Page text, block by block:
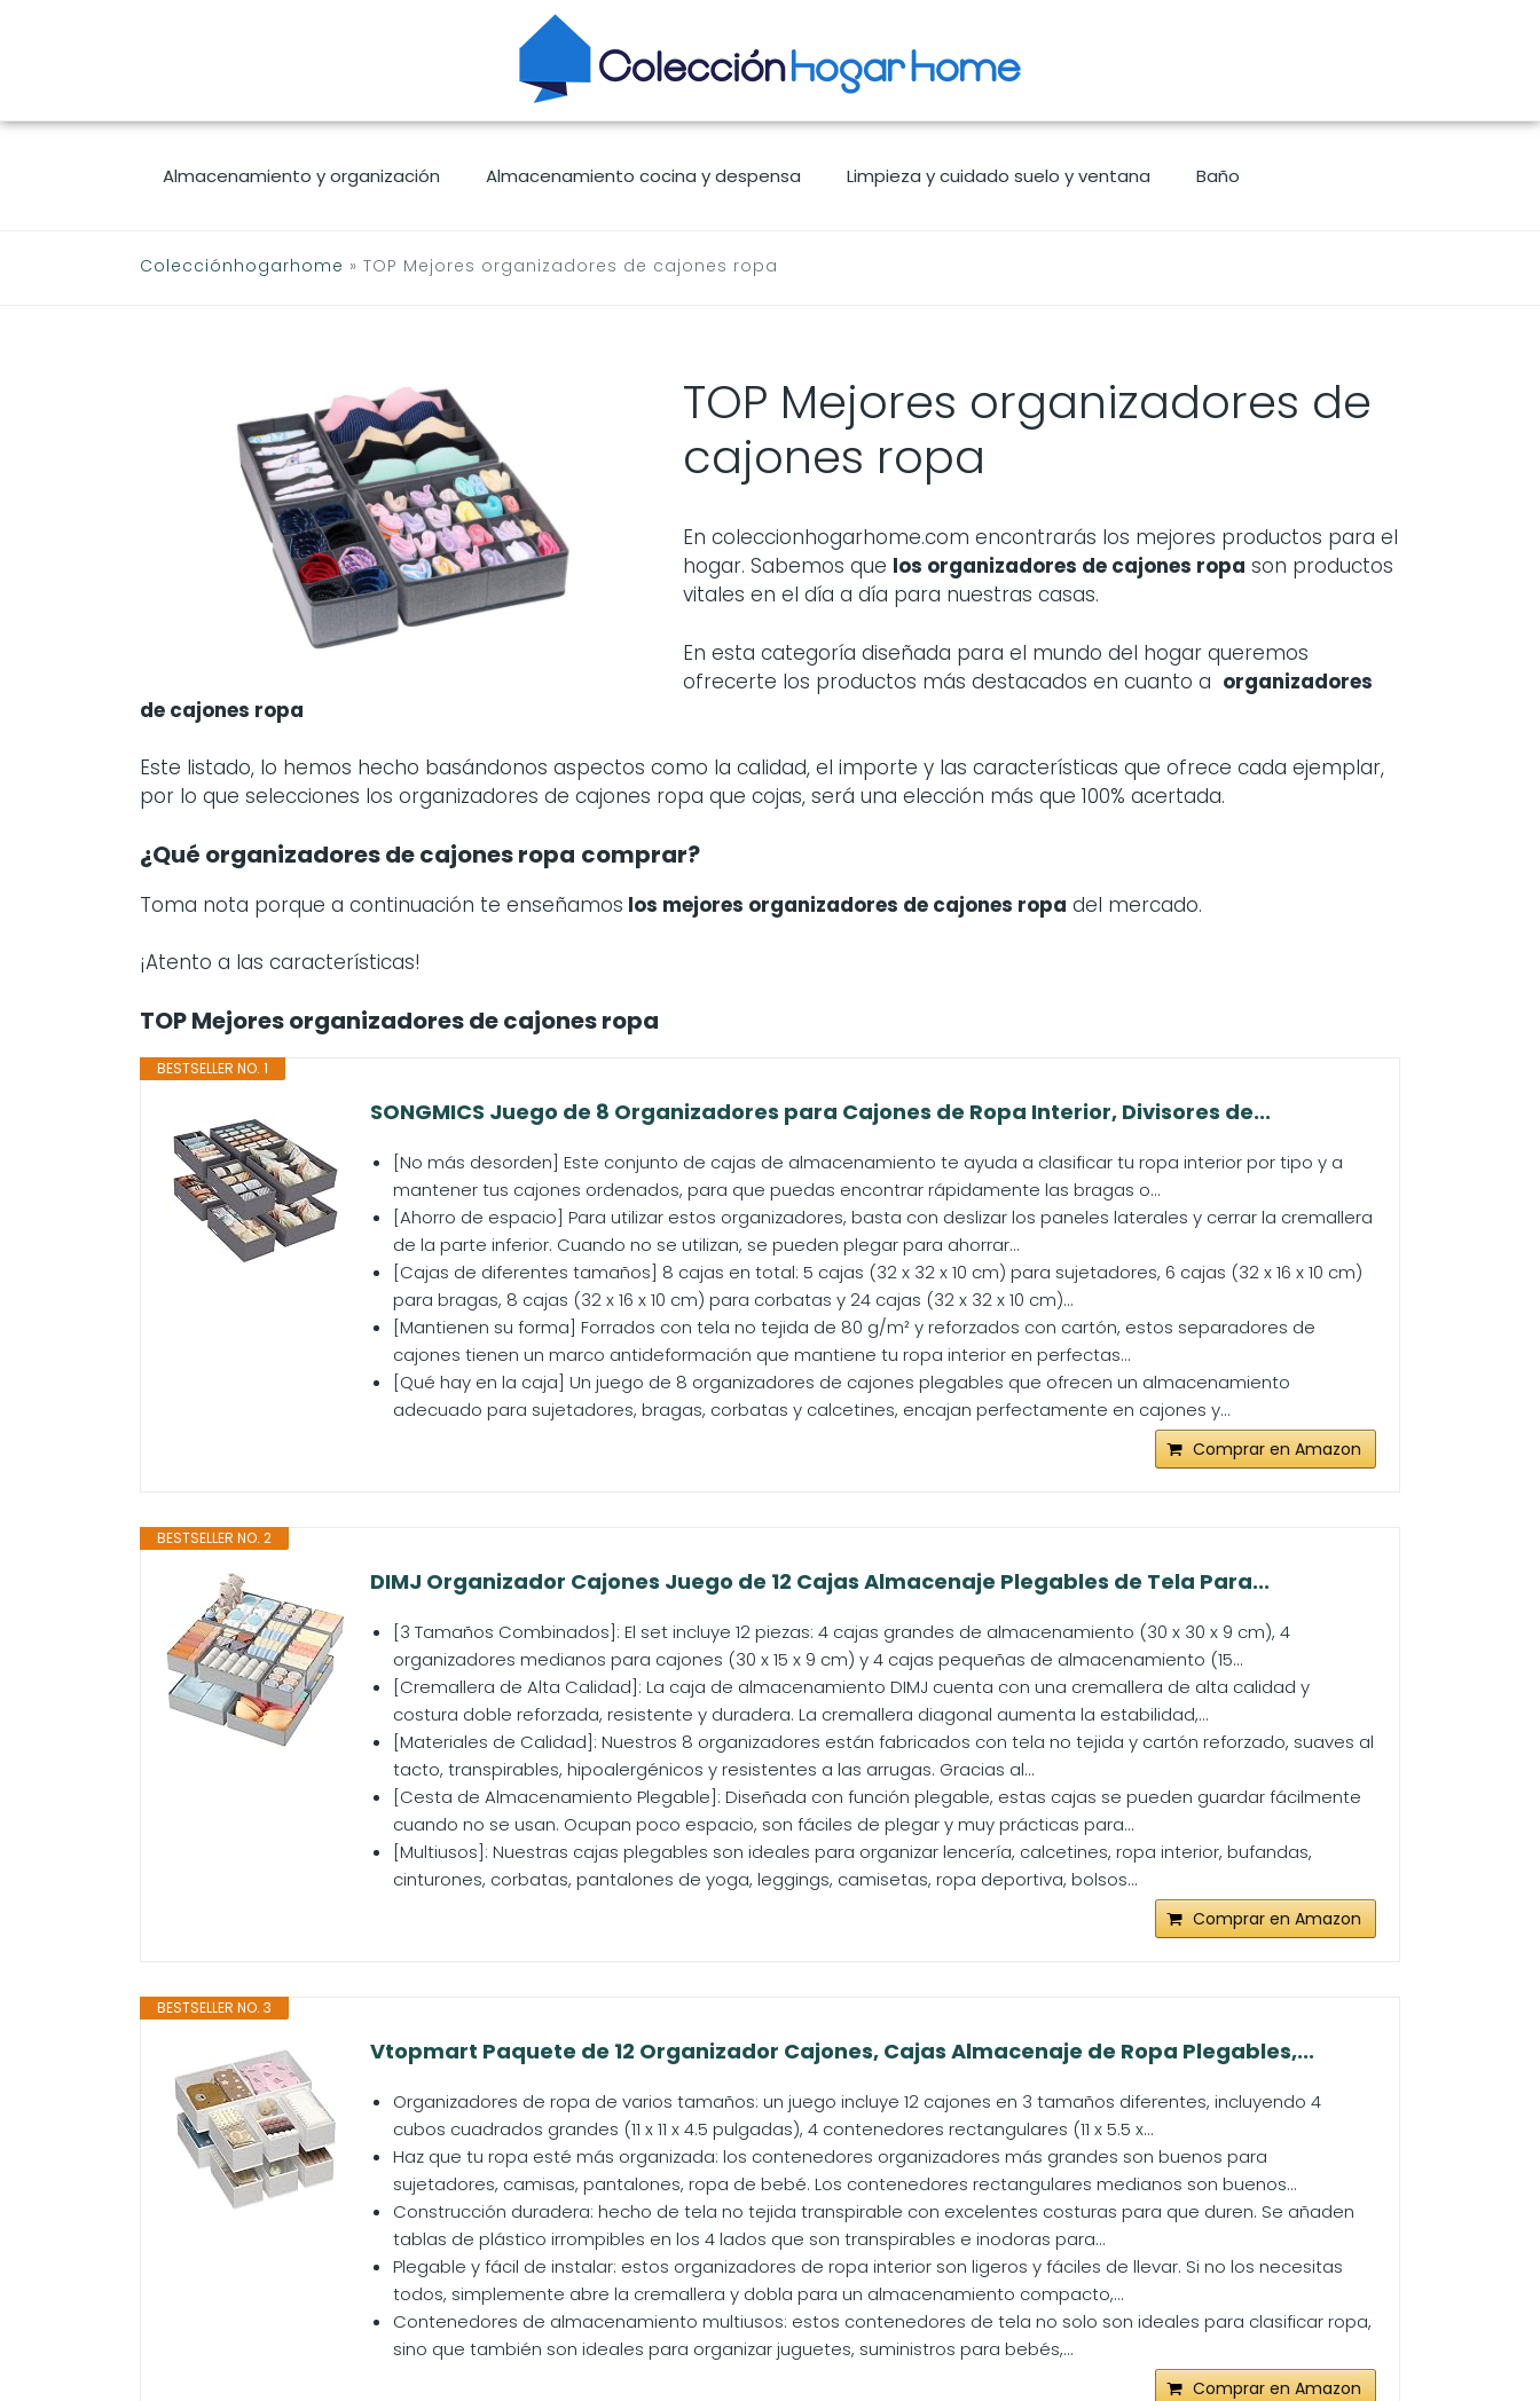
Almacenamiento y organización Almacenamiento cocina y despensa Limpieza y cuidado suelo y ventana Baño
Colecciónhogarhome » TOP Mejores organizadores de cajones ropa
TOP Mejores organizadores de
cajones ropa
En coleccionhogarhome.com encontrarás los mejores productos para el
hogar. Sabemos que los organizadores de cajones ropa son productos
vitales en el día a día para nuestras casas.
En esta categoría diseñada para el mundo del hogar queremos
ofrecerte los productos más destacados en cuanto a organizadores
de cajones ropa
Este listado, lo hemos hecho basándonos aspectos como la calidad, el importe y las características que ofrece cada ejemplar,
por lo que selecciones los organizadores de cajones ropa que cojas, será una elección más que 100% acertada.
¿Qué organizadores de cajones ropa comprar?
Toma nota porque a continuación te enseñamos los mejores organizadores de cajones ropa del mercado.
¡Atento a las características!
TOP Mejores organizadores de cajones ropa
BESTSELLER NO. 1
SONGMICS Juego de 8 Organizadores para Cajones de Ropa Interior, Divisores de...
[No más desorden] Este conjunto de cajas de almacenamiento te ayuda a clasificar tu ropa interior por tipo y a
mantener tus cajones ordenados, para que puedas encontrar rápidamente las bragas o...
[Ahorro de espacio] Para utilizar estos organizadores, basta con deslizar los paneles laterales y cerrar la cremallera
de la parte inferior. Cuando no se utilizan, se pueden plegar para ahorrar...
[Cajas de diferentes tamaños] 8 cajas en total: 5 cajas (32 x 32 x 10 cm) para sujetadores, 6 cajas (32 x 16 x 10 cm)
para bragas, 8 cajas (32 x 16 x 10 cm) para corbatas y 24 cajas (32 x 32 x 10 cm)...
[Mantienen su forma] Forrados con tela no tejida de 80 g/m² y reforzados con cartón, estos separadores de
cajones tienen un marco antideformación que mantiene tu ropa interior en perfectas...
[Qué hay en la caja] Un juego de 8 organizadores de cajones plegables que ofrecen un almacenamiento
adecuado para sujetadores, bragas, corbatas y calcetines, encajan perfectamente en cajones y...
Comprar en Amazon
BESTSELLER NO. 2
DIMJ Organizador Cajones Juego de 12 Cajas Almacenaje Plegables de Tela Para...
[3 Tamaños Combinados]: El set incluye 12 piezas: 4 cajas grandes de almacenamiento (30 x 30 x 9 cm), 4
organizadores medianos para cajones (30 x 15 x 9 cm) y 4 cajas pequeñas de almacenamiento (15...
[Cremallera de Alta Calidad]: La caja de almacenamiento DIMJ cuenta con una cremallera de alta calidad y
costura doble reforzada, resistente y duradera. La cremallera diagonal aumenta la estabilidad,...
[Materiales de Calidad]: Nuestros 8 organizadores están fabricados con tela no tejida y cartón reforzado, suaves al
tacto, transpirables, hipoalergénicos y resistentes a las arrugas. Gracias al...
[Cesta de Almacenamiento Plegable]: Diseñada con función plegable, estas cajas se pueden guardar fácilmente
cuando no se usan. Ocupan poco espacio, son fáciles de plegar y muy prácticas para...
[Multiusos]: Nuestras cajas plegables son ideales para organizar lencería, calcetines, ropa interior, bufandas,
cinturones, corbatas, pantalones de yoga, leggings, camisetas, ropa deportiva, bolsos...
Comprar en Amazon
BESTSELLER NO. 3
Vtopmart Paquete de 12 Organizador Cajones, Cajas Almacenaje de Ropa Plegables,...
Organizadores de ropa de varios tamaños: un juego incluye 12 cajones en 3 tamaños diferentes, incluyendo 4
cubos cuadrados grandes (11 x 11 x 4.5 pulgadas), 4 contenedores rectangulares (11 x 5.5 x...
Haz que tu ropa esté más organizada: los contenedores organizadores más grandes son buenos para
sujetadores, camisas, pantalones, ropa de bebé. Los contenedores rectangulares medianos son buenos...
Construcción duradera: hecho de tela no tejida transpirable con excelentes costuras para que duren. Se añaden
tablas de plástico irrompibles en los 4 lados que son transpirables e inodoras para...
Plegable y fácil de instalar: estos organizadores de ropa interior son ligeros y fáciles de llevar. Si no los necesitas
todos, simplemente abre la cremallera y dobla para un almacenamiento compacto,...
Contenedores de almacenamiento multiusos: estos contenedores de tela no solo son ideales para clasificar ropa,
sino que también son ideales para organizar juguetes, suministros para bebés,...
Comprar en Amazon